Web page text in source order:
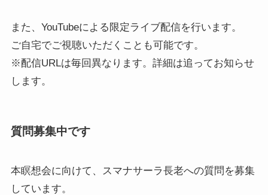
また、YouTubeによる限定ライブ配信を行います。
ご自宅でご視聴いただくことも可能です。
※配信URLは毎回異なります。詳細は追ってお知らせ
します。
質問募集中です
本瞑想会に向けて、スマナサーラ長老への質問を募集
しています。